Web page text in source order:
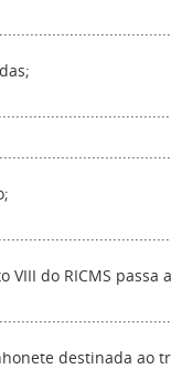
do RICMS passa
destinada ao